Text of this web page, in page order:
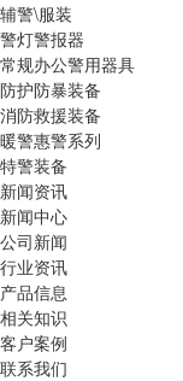
辅警\服装
警灯警报器
常规办公警用器具
防护防暴装备
消防救援装备
暖警惠警系列
特警装备
新闻资讯
新闻中心
公司新闻
行业资讯
产品信息
相关知识
客户案例
联系我们